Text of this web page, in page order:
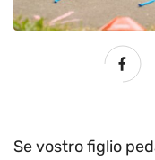
Se vostro figlio